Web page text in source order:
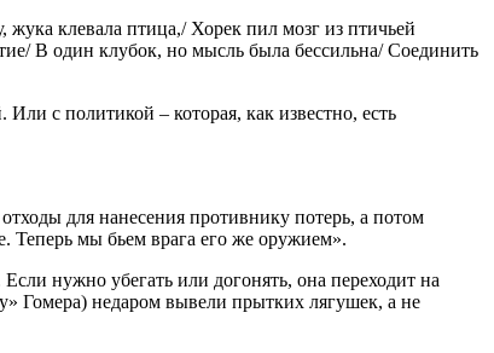
клевала птица,/ Хорек пил мозг из птичьей
В один клубок, но мысль была бессильна/ Соединить
с политикой – которая, как известно, есть
для нанесения противнику потерь, а потом
Теперь мы бьем врага его же оружием».
нужно убегать или догонять, она переходит на
Гомера) недаром вывели прытких лягушек, а не